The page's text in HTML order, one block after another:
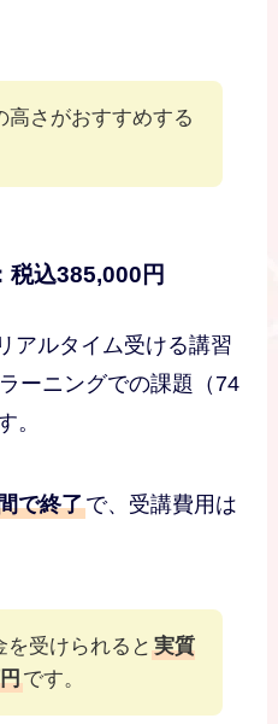
高さがおすすめする
税込385,000円
アルタイム受ける講習
ーニングでの課題（74
。
で終了で、受講費用は
を受けられると実質
です。